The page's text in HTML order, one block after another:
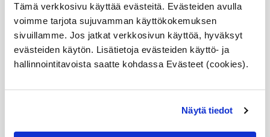
Tämä verkkosivu käyttää evästeitä. Evästeiden avulla
voimme tarjota sujuvamman käyttökokemuksen
sivuillamme. Jos jatkat verkkosivun käyttöä, hyväksyt
evästeiden käytön. Lisätietoja evästeiden käyttö- ja
hallinnointitavoista saatte kohdassa Evästeet (cookies).
Näytä tiedot
Alkuperäinen BMW osa
Varastossa,
toimitusaika 1-3pv
314,06€
Lisää ostoskoriin
Katso osan tiedot